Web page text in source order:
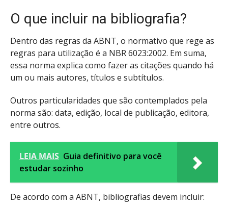
O que incluir na bibliografia?
Dentro das regras da ABNT, o normativo que rege as
regras para utilização é a NBR 6023:2002. Em suma,
essa norma explica como fazer as citações quando há
um ou mais autores, títulos e subtítulos.
Outros particularidades que são contemplados pela
norma são: data, edição, local de publicação, editora,
entre outros.
LEIA MAIS Guia definitivo para você
estudar sozinho
De acordo com a ABNT, bibliografias devem incluir: